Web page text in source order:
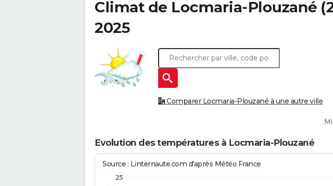
Climat de Locmaria-Plouzané
2025
Comparer Locmaria-Plouzané à une autre ville
Evolution des températures à Locmaria-Plouzané
Source : Linternaute.com d'après Météo France
25